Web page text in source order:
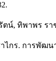
น์, ทิพาพร รา
กร. การพัฒน